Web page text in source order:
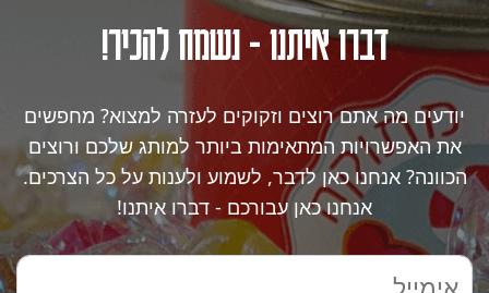
דברו איתנו - נשמח להכיר!
יודעים מה אתם רוצים וזקוקים לעזרה למצוא? מחפשים
את האפשרויות המתאימות ביותר למותג שלכם ורוצים
הכוונה? אנחנו כאן לדבר, לשמוע ולענות על כל הצרכים.
אנחנו כאן עבורכם - דברו איתנו!